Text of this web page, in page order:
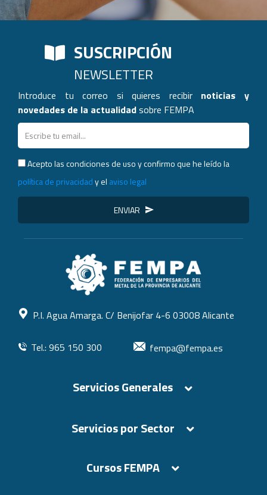
SUSCRIPCIÓN
NEWSLETTER
Introduce tu correo si quieres recibir noticias y
novedades de la actualidadsobre FEMPA
Acepto las condiciones de uso y confirmo que he leído la
política de privacidady el aviso legal
ENVIAR
P.I. Agua Amarga. C/ Benijofar 4-6 03008 Alicante
Tel.: 965 150 300 fempa@fempa.es
Servicios Generales
Servicios por Sector
Cursos FEMPA